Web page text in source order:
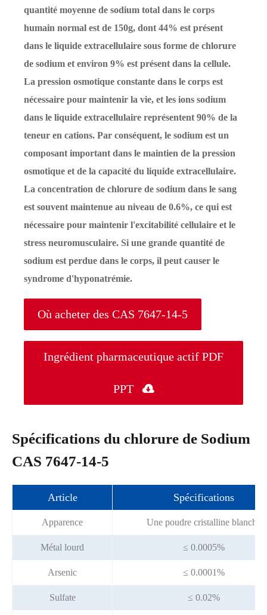
quantité moyenne de sodium total dans le corps
humain normal est de 150g, dont 44% est présent
dans le liquide extracellulaire sous forme de chlorure
de sodium et environ 9% est présent dans la cellule.
La pression osmotique constante dans le corps est
nécessaire pour maintenir la vie, et les ions sodium
dans le liquide extracellulaire représentent 90% de la
teneur en cations. Par conséquent, le sodium est un
composant important dans le maintien de la pression
osmotique et de la capacité du liquide extracellulaire.
La concentration de chlorure de sodium dans le sang
est souvent maintenue au niveau de 0.6%, ce qui est
nécessaire pour maintenir l'excitabilité cellulaire et le
stress neuromusculaire. Si une grande quantité de
sodium est perdue dans le corps, il peut causer le
syndrome d'hyponatrémie.
Où acheter des CAS 7647-14-5
Ingrédient pharmaceutique actif PDF
PPT 
Spécifications du chlorure de Sodium
CAS 7647-14-5
Article Spécifications
Apparence Une poudre cristalline blanche
Métal lourd ≤ 0.0005%
Arsenic ≤ 0.0001%
Sulfate ≤ 0.02%